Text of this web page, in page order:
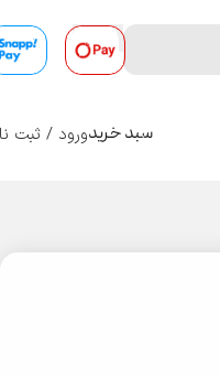
0
سبد خریدورود / ثبت